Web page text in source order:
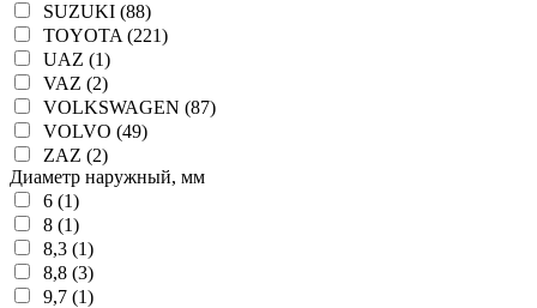
SUZUKI (88)
TOYOTA (221)
UAZ (1)
VAZ (2)
VOLKSWAGEN (87)
VOLVO (49)
ZAZ (2)
Диаметр наружный, мм
6 (1)
8 (1)
8,3 (1)
8,8 (3)
9,7 (1)